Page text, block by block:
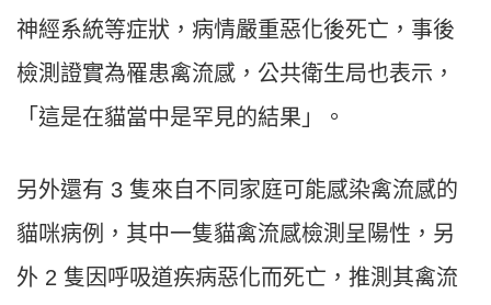
神經系統等症狀，病情嚴重惡化後死亡，事後
檢測證實為罹患禽流感，公共衛生局也表示，
「這是在貓當中是罕見的結果」。
另外還有 3 隻來自不同家庭可能感染禽流感的
貓咪病例，其中一隻貓禽流感檢測呈陽性，另
外 2 隻因呼吸道疾病惡化而死亡，推測其禽流